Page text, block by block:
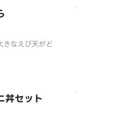
なえび天がど
セット